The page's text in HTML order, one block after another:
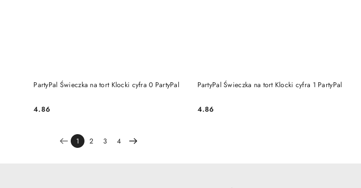
PartyPal Świeczka na tort Klocki cyfra 0 PartyPal
Cena:
4.86
DO KOSZYKA PartyPal Świeczka na tort Klocki cyfra 1 PartyPal
Cena:
4.86
DO KOSZYKA
1 2 3 4